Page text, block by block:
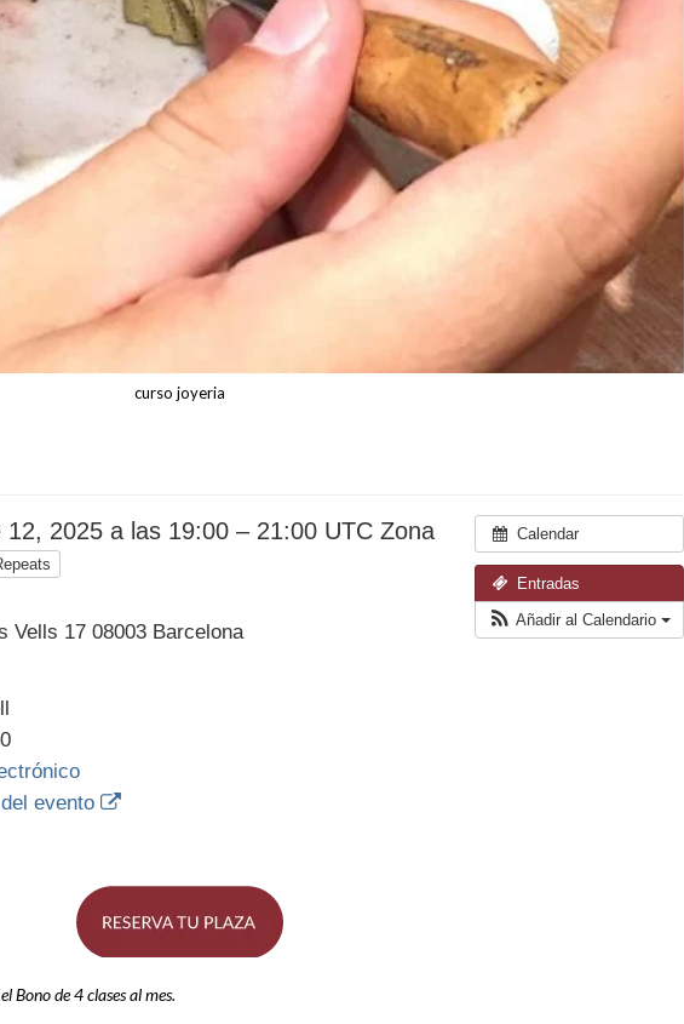
curso joyeria
Calendar
Entradas
Añadir al Calendario
12, 2025 a las 19:00 – 21:00 UTC Zona
Vells 17 08003 Barcelona
evento
Bono de 4 clases al mes.